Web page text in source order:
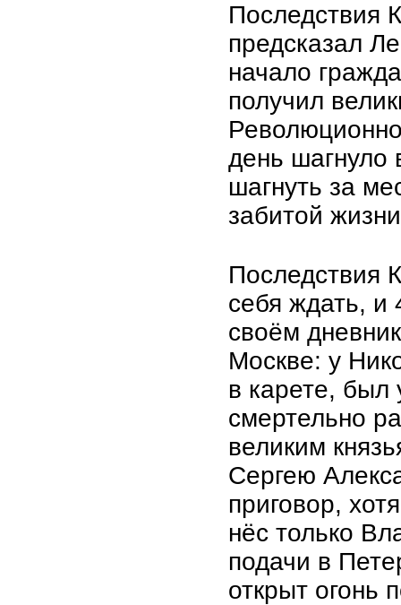
Последствия
предсказал
начало
получил
день шагнуло
шагнуть за
забитой
Последствия
себя ждать, и
своём
Москве: у
в карете,
смертельно
великим
Сергею
приговор,
нёс только
подачи в
открыт огонь